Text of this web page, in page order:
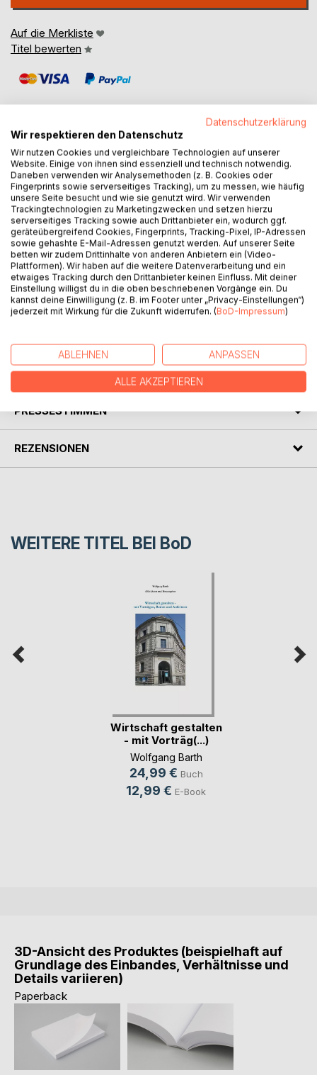
Auf die Merkliste
Titel bewerten
BESCHREIBUNG
Im vorliegenden Sammelband hat der Autor seine Vorträge
zum Euro, zum Europäischen Binnenmarkt und zur
Osterweiterung der Europäischen Union von Mitte der
1970er Jahre bis zur Euro-Bargeldeinführung Anfang 2002
zusammengestellt. Der (die) interessierte Leser(in) kann
sich so im Rückblick noch einmal über das Für und Wider
der damaligen historischen Entscheidungen, die zur
Europäischen Union und zum Euro führten und aus
verschiedenen Blickwinkeln beleuchtet werden,
AUTOR/IN
PRESSESTIMMEN
REZENSIONEN
WEITERE TITEL BEI BoD
Wirtschaft gestalten
- mit Vorträg(...)
Wolfgang Barth
24,99 € Buch
12,99 € E-Book
3D-Ansicht des Produktes (beispielhaft auf
Grundlage des Einbandes, Verhältnisse und
Details variieren)
Paperback
Datenschutzerklärung
Wir respektieren den Datenschutz
Wir nutzen Cookies und vergleichbare Technologien auf unserer
Website. Einige von ihnen sind essenziell und technisch notwendig.
Daneben verwenden wir Analysemethoden (z. B. Cookies oder
Fingerprints sowie serverseitiges Tracking), um zu messen, wie häufig
unsere Seite besucht und wie sie genutzt wird. Wir verwenden
Trackingtechnologien zu Marketingzwecken und setzen hierzu
serverseitiges Tracking sowie auch Drittanbieter ein, wodurch ggf.
geräteübergreifend Cookies, Fingerprints, Tracking-Pixel, IP-Adressen
sowie gehashte E-Mail-Adressen genutzt werden. Auf unserer Seite
betten wir zudem Drittinhalte von anderen Anbietern ein (Video-
Plattformen). Wir haben auf die weitere Datenverarbeitung und ein
etwaiges Tracking durch den Drittanbieter keinen Einfluss. Mit deiner
Einstellung willigst du in die oben beschriebenen Vorgänge ein. Du
kannst deine Einwilligung (z. B. im Footer unter „Privacy-Einstellungen“)
jederzeit mit Wirkung für die Zukunft widerrufen. (BoD-Impressum)
ABLEHNEN ANPASSEN
ALLE AKZEPTIEREN